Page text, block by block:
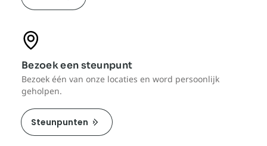
Bezoek een steunpunt
Bezoek één van onze locaties en word persoonlijk
geholpen.
Steunpunten